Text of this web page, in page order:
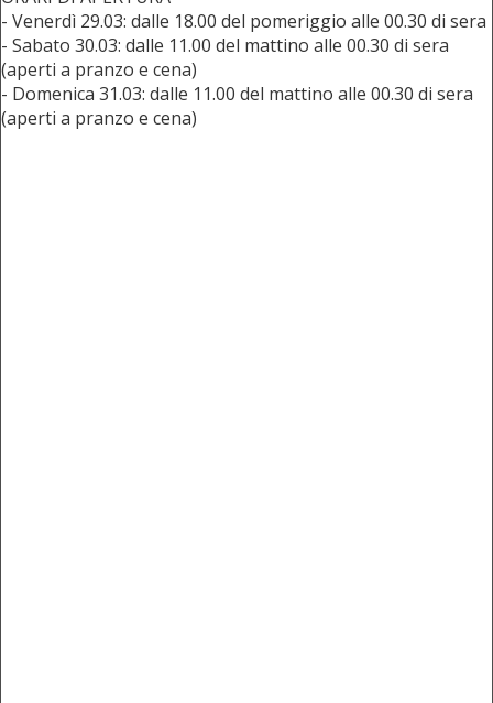
- Venerdì 29.03: dalle 18.00 del pomeriggio alle 00.30 di sera
- Sabato 30.03: dalle 11.00 del mattino alle 00.30 di sera
(aperti a pranzo e cena)
- Domenica 31.03: dalle 11.00 del mattino alle 00.30 di sera
(aperti a pranzo e cena)